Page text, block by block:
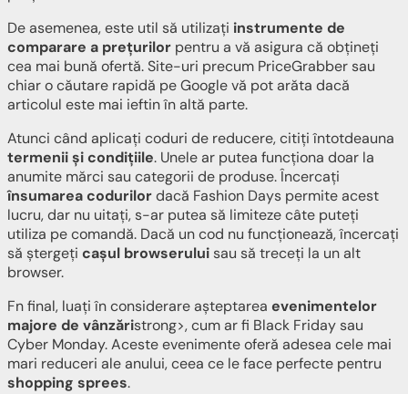
De asemenea, este util să utilizați instrumente de
comparare a prețurilor pentru a vă asigura că obțineți
cea mai bună ofertă. Site-uri precum PriceGrabber sau
chiar o căutare rapidă pe Google vă pot arăta dacă
articolul este mai ieftin în altă parte.
Atunci când aplicați coduri de reducere, citiți întotdeauna
termenii și condițiile. Unele ar putea funcționa doar la
anumite mărci sau categorii de produse. Încercați
însumarea codurilordacă Fashion Days permite acest
lucru, dar nu uitați, s-ar putea să limiteze câte puteți
utiliza pe comandă. Dacă un cod nu funcționează, încercați
să ștergeți cașul browserului sau să treceți la un alt
browser.
Fn final, luați în considerare așteptarea evenimentelor
majore de vânzăristrong>, cum ar fi Black Friday sau
Cyber Monday. Aceste evenimente oferă adesea cele mai
mari reduceri ale anului, ceea ce le face perfecte pentru
shopping sprees.